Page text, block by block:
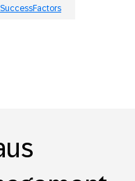
SuccessFactors